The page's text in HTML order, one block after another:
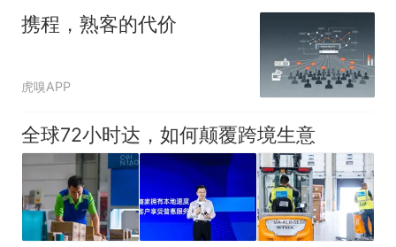
回大海 目击者直呼震惊 （视频
来源：参考消息）
笔试第一被第二名传话劝弃考
制裁瓜子饺子，美国怕什
携程，熟客的代价
虎嗅APP
全球72小时达，如何颠覆跨境生意